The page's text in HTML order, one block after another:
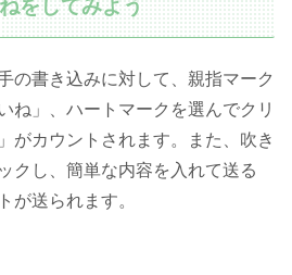
をしてみよう
の書き込みに対して、親指マーク
ね」、ハートマークを選んでクリ
がカウントされます。また、吹き
クし、簡単な内容を入れて送る
が送られます。